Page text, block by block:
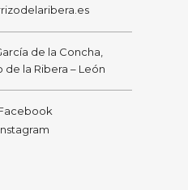
de la Concha,
de la Ribera – León